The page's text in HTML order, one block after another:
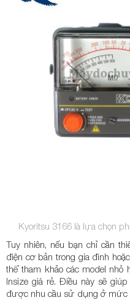
Kyoritsu 3166 là lựa chọn
Tuy nhiên, nếu bạn chỉ cần
điện cơ bản trong gia đình
thể tham khảo các model nhỏ
Insize giá rẻ. Điều này sẽ
được nhu cầu sử dụng ở mức